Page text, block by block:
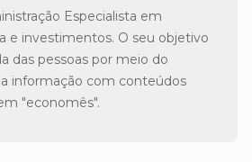
Especialista em
e investimentos. O seu objetivo
das pessoas por meio do
informação com conteúdos
"economês".